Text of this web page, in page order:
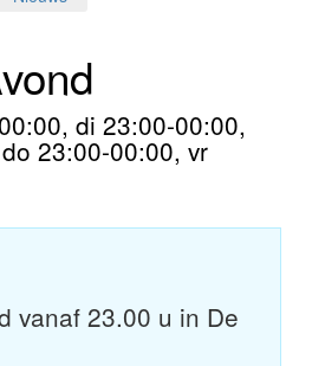
di 23:00-00:00,
23:00-00:00, vr
vanaf 23.00 u in De